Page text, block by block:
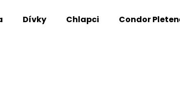
Dívky Chlapci Condor